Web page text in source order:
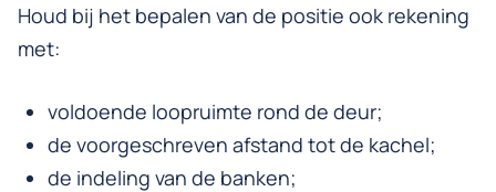
Houd bij het bepalen van de positie ook rekening
met:
voldoende loopruimte rond de deur;
de voorgeschreven afstand tot de kachel;
de indeling van de banken;